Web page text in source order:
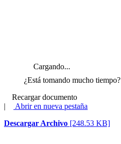
Cargando...
¿Está tomando mucho tiempo?
Recargar documento
|
Abrir en nueva pestaña
Descargar Archivo [248.53 KB]